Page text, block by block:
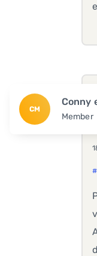
CM
Conny
Member